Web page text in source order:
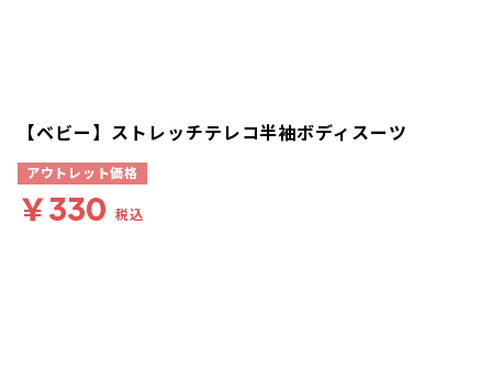
【ベビー】ストレッチテレコ半袖ボディスーツ
アウトレット価格
￥330 税込